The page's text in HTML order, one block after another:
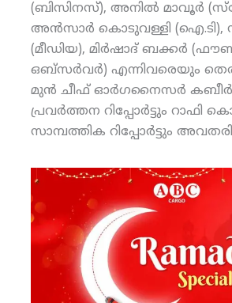
(ബിസിനസ്), അനില്‍ മാവൂര്‍
അന്‍സാര്‍ കൊടുവള്ളി (ഐ.ടി),
(മീഡിയ), മിര്‍ഷാദ് ബക്കര്‍
ഒബ്‌സര്‍വര്‍) എന്നിവരെയും
മുന്‍ ചീഫ് ഓര്‍ഗനൈസര്‍ കബീര്‍
പ്രവര്‍ത്തന റിപ്പോര്‍ട്ടും റാഫി
സാമ്പത്തിക റിപ്പോര്‍ട്ടും